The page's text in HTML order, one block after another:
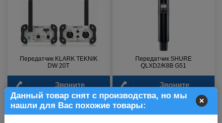
Данный товар снят с производства, но мы
нашли для Вас похожие товары:
Передатчик KLARK TEKNIK
DW 20T
Звоните
11 500 р.
Передатчик SHURE
QLXD2/K8B G51
Звоните
16 100 р.